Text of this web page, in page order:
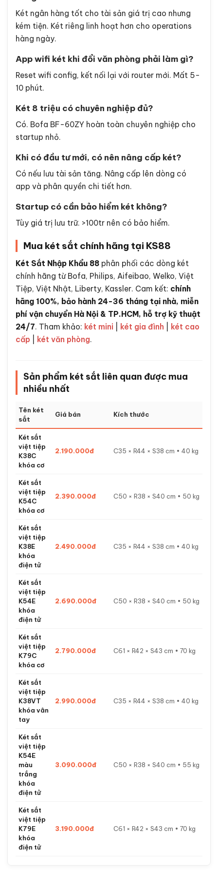
Két ngân hàng tốt cho tài sản giá trị cao nhưng
kém tiện. Két riêng linh hoạt hơn cho operations
hàng ngày.
App wifi két khi đổi văn phòng phải làm gì?
Reset wifi config, kết nối lại với router mới. Mất 5-
10 phút.
Két 8 triệu có chuyên nghiệp đủ?
Có. Bofa BF-60ZY hoàn toàn chuyên nghiệp cho
startup nhỏ.
Khi có đầu tư mới, có nên nâng cấp két?
Có nếu lưu tài sản tăng. Nâng cấp lên dòng có
app và phân quyền chi tiết hơn.
Startup có cần bảo hiểm két không?
Tùy giá trị lưu trữ. >100tr nên có bảo hiểm.
Mua két sắt chính hãng tại KS88
Két Sắt Nhập Khẩu 88 phân phối các dòng két
chính hãng từ Bofa, Philips, Aifeibao, Welko, Việt
Tiệp, Việt Nhật, Liberty, Kassler. Cam kết: chính
hãng 100%, bảo hành 24-36 tháng tại nhà, miễn
phí vận chuyển Hà Nội & TP.HCM, hỗ trợ kỹ thuật
24/7. Tham khảo: két mini két gia đình
két cao
cấp
két văn phòng.
Sản phẩm két sắt liên quan được mua
nhiều nhất
Tên két
sắt
Giá bán Kích thước
Két sắt
việt tiệp
K38C
khóa cơ
2.190.000đ C35 × R44 × S38 cm • 40 kg
Két sắt
việt tiệp
K54C
khóa cơ
2.390.000đ C50 × R38 × S40 cm • 50 kg
Két sắt
việt tiệp
K38E
khóa
điện tử
2.490.000đ C35 × R44 × S38 cm • 40 kg
Két sắt
việt tiệp
K54E
khóa
điện tử
2.690.000đ C50 × R38 × S40 cm • 50 kg
Két sắt
việt tiệp
K79C
khóa cơ
2.790.000đ C61 × R42 × S43 cm • 70 kg
Két sắt
việt tiệp
K38VT
khóa vân
tay
2.990.000đ C35 × R44 × S38 cm • 40 kg
Két sắt
việt tiệp
K54E
màu
trắng
khóa
điện tử
3.090.000đ C50 × R38 × S40 cm • 55 kg
Két sắt
việt tiệp
K79E
khóa
điện tử
3.190.000đ C61 × R42 × S43 cm • 70 kg